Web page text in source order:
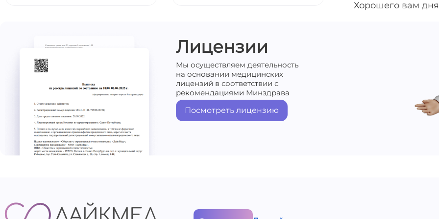
Хорошего вам
Лицензии
Мы осуществляем деятельность
на основании медицинских
лицензий в соответствии с
рекомендациями Минздрава
Посмотреть лицензию